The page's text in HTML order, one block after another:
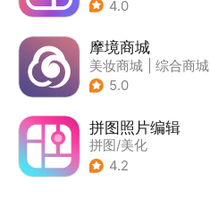
4.0
摩境商城
美妆商城
综合商城
5.0
拼图照片编辑
拼图/美化
4.2